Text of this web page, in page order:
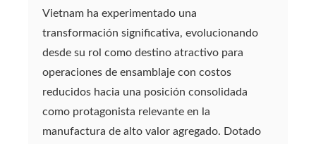
Vietnam ha experimentado una
transformación significativa, evolucionando
desde su rol como destino atractivo para
operaciones de ensamblaje con costos
reducidos hacia una posición consolidada
como protagonista relevante en la
manufactura de alto valor agregado. Dotado